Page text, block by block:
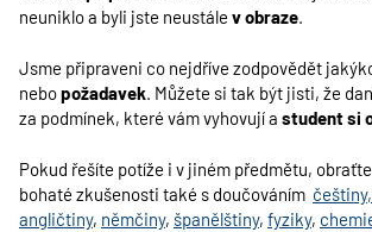
neuniklo a byli jste neustále v obraze.
Jsme připraveni co nejdříve zodpovědět
nebopožadavek. Můžete si tak být jisti, že
za podmínek, které vám vyhovují a student si
Pokud řešíte potíže i v jiném předmětu,
bohaté zkušenosti také s doučováním češtiny
angličtiny, němčiny, španělštiny, fyziky,